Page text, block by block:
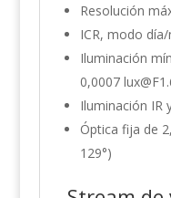
Resolución
ICR, modo
Iluminación
0,0007
Iluminación IR
Óptica fija de
129°)